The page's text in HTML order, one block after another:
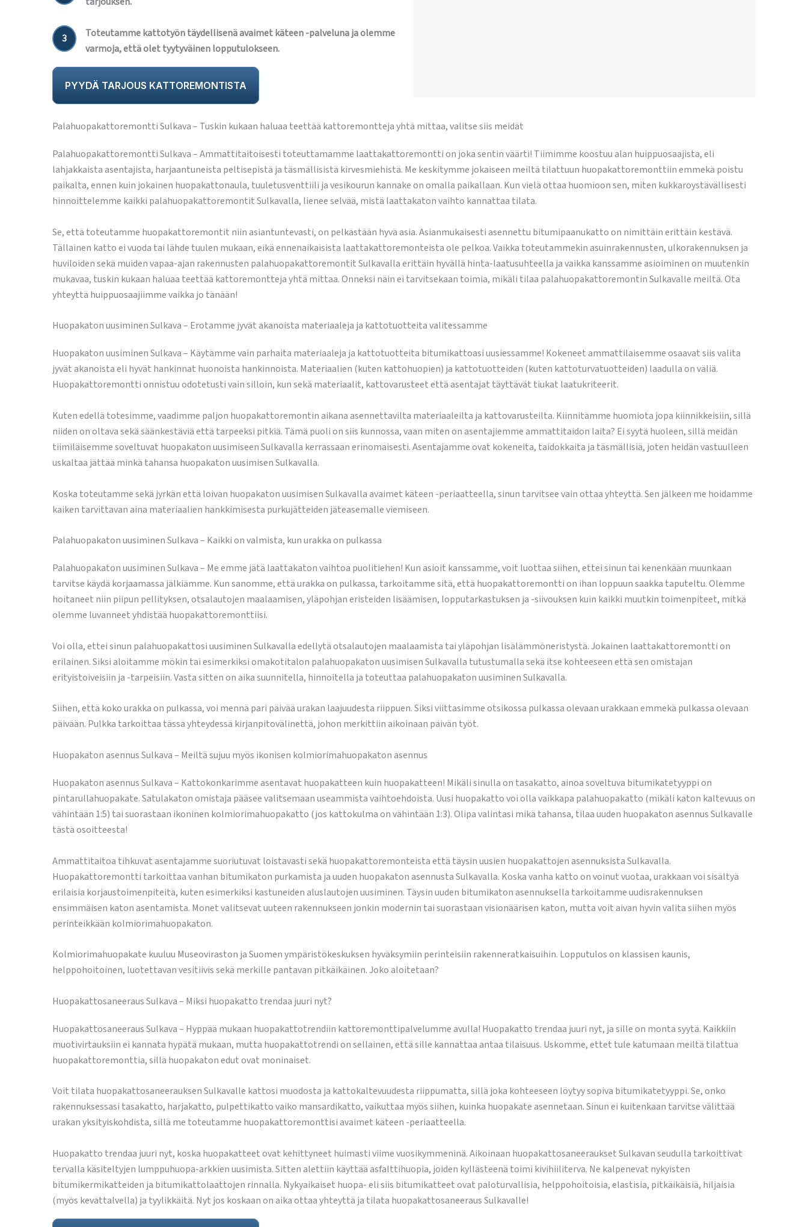
3
Toteutamme kattotyön täydellisenä avaimet käteen -palveluna ja olemme
varmoja, että olet tyytyväinen lopputulokseen.
PYYDÄ TARJOUS KATTOREMONTISTA
Palahuopakattoremontti Sulkava – Tuskin kukaan haluaa teettää kattoremontteja yhtä mittaa, valitse siis meidät
Palahuopakattoremontti Sulkava – Ammattitaitoisesti toteuttamamme laattakattoremontti on joka sentin väärti! Tiimimme koostuu alan huippuosaajista, eli
lahjakkaista asentajista, harjaantuneista peltisepistä ja täsmällisistä kirvesmiehistä. Me keskitymme jokaiseen meiltä tilattuun huopakattoremonttiin emmekä poistu
paikalta, ennen kuin jokainen huopakattonaula, tuuletusventtiili ja vesikourun kannake on omalla paikallaan. Kun vielä ottaa huomioon sen, miten kukkaroystävällisesti
hinnoittelemme kaikki palahuopakattoremontit Sulkavalla, lienee selvää, mistä laattakaton vaihto kannattaa tilata.
Se, että toteutamme huopakattoremontit niin asiantuntevasti, on pelkästään hyvä asia. Asianmukaisesti asennettu bitumipaanukatto on nimittäin erittäin kestävä.
Tällainen katto ei vuoda tai lähde tuulen mukaan, eikä ennenaikaisista laattakattoremonteista ole pelkoa. Vaikka toteutammekin asuinrakennusten, ulkorakennuksen ja
huviloiden sekä muiden vapaa-ajan rakennusten palahuopakattoremontit Sulkavalla erittäin hyvällä hinta-laatusuhteella ja vaikka kanssamme asioiminen on muutenkin
mukavaa, tuskin kukaan haluaa teettää kattoremontteja yhtä mittaa. Onneksi näin ei tarvitsekaan toimia, mikäli tilaa palahuopakattoremontin Sulkavalle meiltä. Ota
yhteyttä huippuosaajiimme vaikka jo tänään!
Huopakaton uusiminen Sulkava – Erotamme jyvät akanoista materiaaleja ja kattotuotteita valitessamme
Huopakaton uusiminen Sulkava – Käytämme vain parhaita materiaaleja ja kattotuotteita bitumikattoasi uusiessamme! Kokeneet ammattilaisemme osaavat siis valita
jyvät akanoista eli hyvät hankinnat huonoista hankinnoista. Materiaalien (kuten kattohuopien) ja kattotuotteiden (kuten kattoturvatuotteiden) laadulla on väliä.
Huopakattoremontti onnistuu odotetusti vain silloin, kun sekä materiaalit, kattovarusteet että asentajat täyttävät tiukat laatukriteerit.
Kuten edellä totesimme, vaadimme paljon huopakattoremontin aikana asennettavilta materiaaleilta ja kattovarusteilta. Kiinnitämme huomiota jopa kiinnikkeisiin, sillä
niiden on oltava sekä säänkestäviä että tarpeeksi pitkiä. Tämä puoli on siis kunnossa, vaan miten on asentajiemme ammattitaidon laita? Ei syytä huoleen, sillä meidän
tiimiläisemme soveltuvat huopakaton uusimiseen Sulkavalla kerrassaan erinomaisesti. Asentajamme ovat kokeneita, taidokkaita ja täsmällisiä, joten heidän vastuulleen
uskaltaa jättää minkä tahansa huopakaton uusimisen Sulkavalla.
Koska toteutamme sekä jyrkän että loivan huopakaton uusimisen Sulkavalla avaimet käteen -periaatteella, sinun tarvitsee vain ottaa yhteyttä. Sen jälkeen me hoidamme
kaiken tarvittavan aina materiaalien hankkimisesta purkujätteiden jäteasemalle viemiseen.
Palahuopakaton uusiminen Sulkava – Kaikki on valmista, kun urakka on pulkassa
Palahuopakaton uusiminen Sulkava – Me emme jätä laattakaton vaihtoa puolitiehen! Kun asioit kanssamme, voit luottaa siihen, ettei sinun tai kenenkään muunkaan
tarvitse käydä korjaamassa jälkiämme. Kun sanomme, että urakka on pulkassa, tarkoitamme sitä, että huopakattoremontti on ihan loppuun saakka taputeltu. Olemme
hoitaneet niin piipun pellityksen, otsalautojen maalaamisen, yläpohjan eristeiden lisäämisen, lopputarkastuksen ja -siivouksen kuin kaikki muutkin toimenpiteet, mitkä
olemme luvanneet yhdistää huopakattoremonttiisi.
Voi olla, ettei sinun palahuopakattosi uusiminen Sulkavalla edellytä otsalautojen maalaamista tai yläpohjan lisälämmöneristystä. Jokainen laattakattoremontti on
erilainen. Siksi aloitamme mökin tai esimerkiksi omakotitalon palahuopakaton uusimisen Sulkavalla tutustumalla sekä itse kohteeseen että sen omistajan
erityistoiveisiin ja -tarpeisiin. Vasta sitten on aika suunnitella, hinnoitella ja toteuttaa palahuopakaton uusiminen Sulkavalla.
Siihen, että koko urakka on pulkassa, voi mennä pari päivää urakan laajuudesta riippuen. Siksi viittasimme otsikossa pulkassa olevaan urakkaan emmekä pulkassa olevaan
päivään. Pulkka tarkoittaa tässä yhteydessä kirjanpitovälinettä, johon merkittiin aikoinaan päivän työt.
Huopakaton asennus Sulkava – Meiltä sujuu myös ikonisen kolmiorimahuopakaton asennus
Huopakaton asennus Sulkava – Kattokonkarimme asentavat huopakatteen kuin huopakatteen! Mikäli sinulla on tasakatto, ainoa soveltuva bitumikatetyyppi on
pintarullahuopakate. Satulakaton omistaja pääsee valitsemaan useammista vaihtoehdoista. Uusi huopakatto voi olla vaikkapa palahuopakatto (mikäli katon kaltevuus on
vähintään 1:5) tai suorastaan ikoninen kolmiorimahuopakatto (jos kattokulma on vähintään 1:3). Olipa valintasi mikä tahansa, tilaa uuden huopakaton asennus Sulkavalle
tästä osoitteesta!
Ammattitaitoa tihkuvat asentajamme suoriutuvat loistavasti sekä huopakattoremonteista että täysin uusien huopakattojen asennuksista Sulkavalla.
Huopakattoremontti tarkoittaa vanhan bitumikaton purkamista ja uuden huopakaton asennusta Sulkavalla. Koska vanha katto on voinut vuotaa, urakkaan voi sisältyä
erilaisia korjaustoimenpiteitä, kuten esimerkiksi kastuneiden aluslautojen uusiminen. Täysin uuden bitumikaton asennuksella tarkoitamme uudisrakennuksen
ensimmäisen katon asentamista. Monet valitsevat uuteen rakennukseen jonkin modernin tai suorastaan visionäärisen katon, mutta voit aivan hyvin valita siihen myös
perinteikkään kolmiorimahuopakaton.
Kolmiorimahuopakate kuuluu Museoviraston ja Suomen ympäristökeskuksen hyväksymiin perinteisiin rakenneratkaisuihin. Lopputulos on klassisen kaunis,
helppohoitoinen, luotettavan vesitiivis sekä merkille pantavan pitkäikäinen. Joko aloitetaan?
Huopakattosaneeraus Sulkava – Miksi huopakatto trendaa juuri nyt?
Huopakattosaneeraus Sulkava – Hyppää mukaan huopakattotrendiin kattoremonttipalvelumme avulla! Huopakatto trendaa juuri nyt, ja sille on monta syytä. Kaikkiin
muotivirtauksiin ei kannata hypätä mukaan, mutta huopakattotrendi on sellainen, että sille kannattaa antaa tilaisuus. Uskomme, ettet tule katumaan meiltä tilattua
huopakattoremonttia, sillä huopakaton edut ovat moninaiset.
Voit tilata huopakattosaneerauksen Sulkavalle kattosi muodosta ja kattokaltevuudesta riippumatta, sillä joka kohteeseen löytyy sopiva bitumikatetyyppi. Se, onko
rakennuksessasi tasakatto, harjakatto, pulpettikatto vaiko mansardikatto, vaikuttaa myös siihen, kuinka huopakate asennetaan. Sinun ei kuitenkaan tarvitse välittää
urakan yksityiskohdista, sillä me toteutamme huopakattoremonttisi avaimet käteen -periaatteella.
Huopakatto trendaa juuri nyt, koska huopakatteet ovat kehittyneet huimasti viime vuosikymmeninä. Aikoinaan huopakattosaneeraukset Sulkavan seudulla tarkoittivat
tervalla käsiteltyjen lumppuhuopa-arkkien uusimista. Sitten alettiin käyttää asfalttihuopia, joiden kyllästeenä toimi kivihiiliterva. Ne kalpenevat nykyisten
bitumikermikatteiden ja bitumikattolaattojen rinnalla. Nykyaikaiset huopa- eli siis bitumikatteet ovat paloturvallisia, helppohoitoisia, elastisia, pitkäikäisiä, hiljaisia
(myös kevättalvella) ja tyylikkäitä. Nyt jos koskaan on aika ottaa yhteyttä ja tilata huopakattosaneeraus Sulkavalle!